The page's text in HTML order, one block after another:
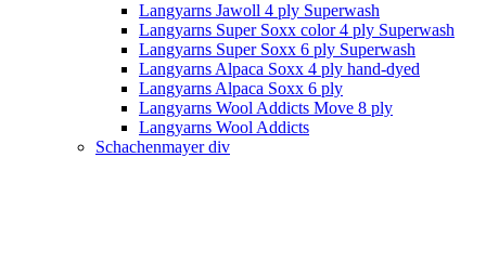
Langyarns Jawoll 4 ply Superwash
Langyarns Super Soxx color 4 ply Superwash
Langyarns Super Soxx 6 ply Superwash
Langyarns Alpaca Soxx 4 ply hand-dyed
Langyarns Alpaca Soxx 6 ply
Langyarns Wool Addicts Move 8 ply
Langyarns Wool Addicts
Schachenmayer div